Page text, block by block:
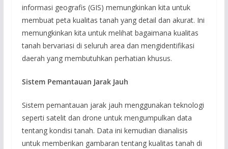
informasi geografis (GIS) memungkinkan kita untuk
membuat peta kualitas tanah yang detail dan akurat. Ini
memungkinkan kita untuk melihat bagaimana kualitas
tanah bervariasi di seluruh area dan mengidentifikasi
daerah yang membutuhkan perhatian khusus.
Sistem Pemantauan Jarak Jauh
Sistem pemantauan jarak jauh menggunakan teknologi
seperti satelit dan drone untuk mengumpulkan data
tentang kondisi tanah. Data ini kemudian dianalisis
untuk memberikan gambaran tentang kualitas tanah di